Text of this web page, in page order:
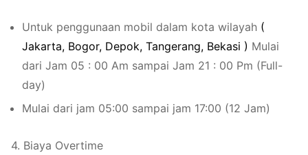
Untuk penggunaan mobil dalam kota wilayah (
Jakarta, Bogor, Depok, Tangerang, Bekasi ) Mulai
dari Jam 05 : 00 Am sampai Jam 21 : 00 Pm (Full-
day)
Mulai dari jam 05:00 sampai jam 17:00 (12 Jam)
4. Biaya Overtime